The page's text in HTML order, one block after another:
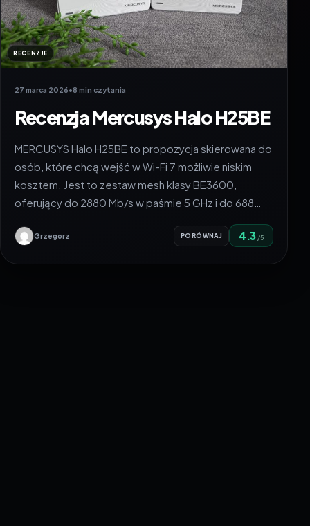
RECENZJE
27 marca 2026•8 min czytania
Recenzja Mercusys Halo H25BE
MERCUSYS Halo H25BE to propozycja skierowana do
osób, które chcą wejść w Wi-Fi 7 możliwie niskim
kosztem. Jest to zestaw mesh klasy BE3600,
oferujący do 2880 Mb/s w paśmie 5 GHz i do 688…
Grzegorz PORÓWNAJ 4.3 /5